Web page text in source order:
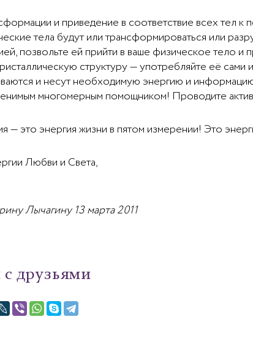
и приведение в соответствие всех тел
тела будут или трансформироваться или
позвольте ей прийти в ваше физическое тело
структуру — употребляйте её
и несут необходимую энергию и
многомерным помощником! Проводите
— это энергия жизни в пятом измерении! Это
Любви и Света,
Лычагину 13 марта 2011
с друзьями